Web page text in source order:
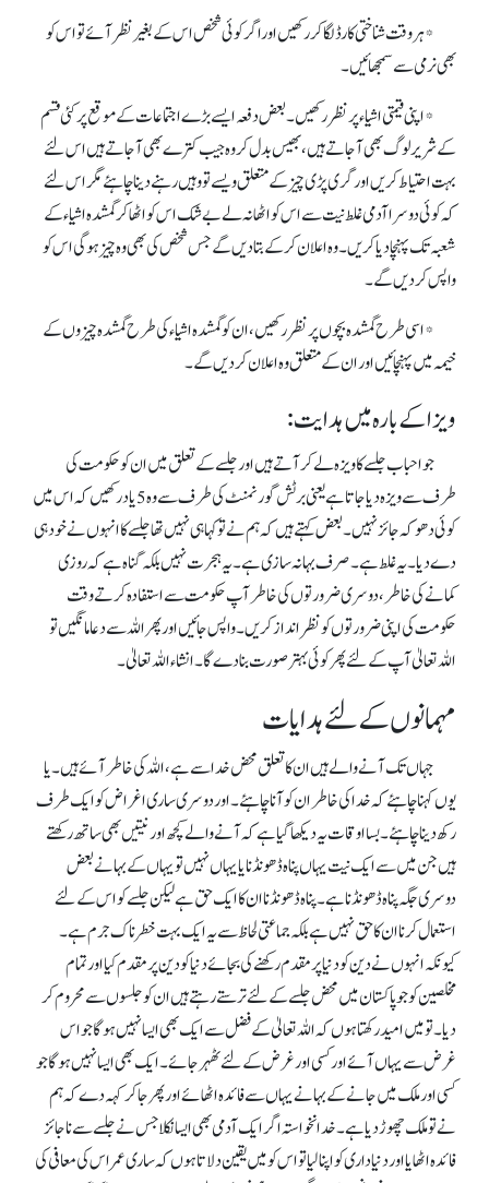
* ہر وقت شناختی کارڈ لگا کررکھیں اوراگر کوئی شخص اس کے بغیرنظرآئے تواس کو
بھی نرمی سے سمجھائیں ۔
* اپنی قیمتی اشیاء پر نظررکھیں ۔ بعض دفعہ ایسے بڑے اجتماعات کے موقع پر کئی قسم
کے شریر لوگ بھی آ جاتے ہیں ، بھیس بدل کر وہ جیب کترے بھی آ جاتے ہیں اس لئے
بہت احتیاط کریں اور گری پڑی چیزکے متعلق ویسے تووہیں رہنے دینا چاہئے مگرا س لئے
کہ کو ئی دوسرا آدمی غلط نیت سے اس کو اٹھا نہ لے بے شک اس کو اٹھاکر گمشدہ اشیاء کے
شعبہ تک پہنچادیا کریں ۔وہ اعلان کر کے بتا دیں گے جس شخص کی بھی وہ چیز ہوگی اس کو
واپس کردیں گے۔
* اسی طرح گمشدہ بچوں پرنظررکھیں ،ان کو گمشدہ اشیاء کی طرح گمشدہ چیزوں کے
خیمہ میں پہنچائیں اور ان کے متعلق وہ اعلان کردیں گے ۔
ویزا کے بارہ میں ہدایت:
جو احباب جلسے کا ویزہ لے کر آتے ہیں اور جلسے کے تعلق میں ان کو حکومت کی
طرف سے ویزہ دیا جاتا ہے یعنی برٹش گورنمنٹ کی طرف سے وہ5 یاد رکھیں کہ اس میں
کوئی دھوکہ جائز نہیں ۔ بعض کہتے ہیں کہ ہم نے توکہا ہی نہیں تھا جلسے کا انہوں نے خود ہی
دے دیا۔یہ غلط ہے۔ صرف بہانہ سازی ہے ۔یہ ہجرت نہیں بلکہ گناہ ہے کہ روزی
کمانے کی خاطر ، دوسری ضرورتوں کی خاطرآپ حکومت سے استفادہ کرتے وقت
حکومت کی اپنی ضرورتوں کو نظرانداز کر یں ۔ واپس جائیں اور پھر اللہ سے دعا مانگیں تو
اللہ تعالیٰ آپ کے لئے پھرکوئی بہتر صورت بنا دے گا۔ انشاء اللہ تعالیٰ۔
مہمانوں کے لئے ہدایات
جہاں تک آنے والے ہیں ان کا تعلق محض خدا سے ہے ، اللہ کی خاطر آئے ہیں۔ یا
یوں کہنا چاہئے کہ خدا کی خاطر ان کو آنا چاہئے۔ اور دوسری ساری اغراض کو ایک طرف
رکھ دینا چاہئے۔ بسا اوقات یہ دیکھا گیا ہے کہ آنے والے کچھ اور نیتیں بھی ساتھ رکھتے
ہیں جن میں سے ایک نیت یہاں پناہ ڈھونڈنا یا یہاں نہیں تو یہاں کے بہانے بعض
دوسری جگہ پناہ ڈھونڈنا ہے۔ پناہ ڈھونڈنا ان کا ایک حق ہے لیکن جلسے کو اس کے لئے
استعمال کرنا ان کا حق نہیں ہے بلکہ جماعتی لحاظ سے یہ ایک بہت خطرناک جرم ہے۔
کیونکہ انہوں نے دین کو دنیا پرمقدم رکھنے کی بجائے دنیا کو دین پر مقدم کیا اور تمام
مخلصین کو جو پاکستان میں محض جلسے کے لئے ترستے رہتے ہیں ان کو جلسوں سے محروم کر
دیا۔تو میں امید رکھتا ہوں کہ اللہ تعالیٰ کے فضل سے ایک بھی ایسا نہیں ہوگا جو اس
غرض سے یہاں آئے اور کسی اور غرض کے لئے ٹھہر جائے۔ ایک بھی ایسا نہیں ہوگا جو
کسی اورملک میں جانے کے بہانے یہاں سے فائدہ اٹھائے اور پھر جا کر کہہ دے کہ ہم
نے تو ملک چھوڑ دیا ہے۔ خدا نخواستہ اگر ایک آدمی بھی ایسا نکلا جس نے جلسے سے ناجائز
فائدہ اٹھایا اور دنیا داری کو اپنا لیا تو اس کو میں یقین دلاتا ہوں کہ ساری عمر اس کی معافی کی